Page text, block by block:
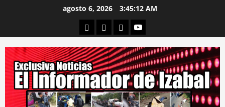
agosto 6, 2026 3:45:13 AM
Departamental
Nacionales
Internacional
Canal